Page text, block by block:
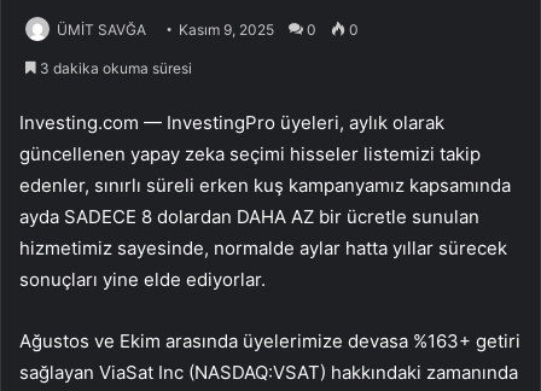
ÜMİT SAVĞA Kasım 9, 2025 0 0
3 dakika okuma süresi
Investing.com — InvestingPro üyeleri, aylık olarak
güncellenen yapay zeka seçimi hisseler listemizi takip
edenler, sınırlı süreli erken kuş kampanyamız kapsamında
ayda SADECE 8 dolardan DAHA AZ bir ücretle sunulan
hizmetimiz sayesinde, normalde aylar hatta yıllar sürecek
sonuçları yine elde ediyorlar.
Ağustos ve Ekim arasında üyelerimize devasa %163+ getiri
sağlayan ViaSat Inc (NASDAQ:VSAT) hakkındaki zamanında